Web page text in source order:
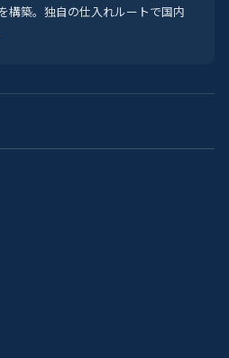
構築。独自の仕入れルートで国内